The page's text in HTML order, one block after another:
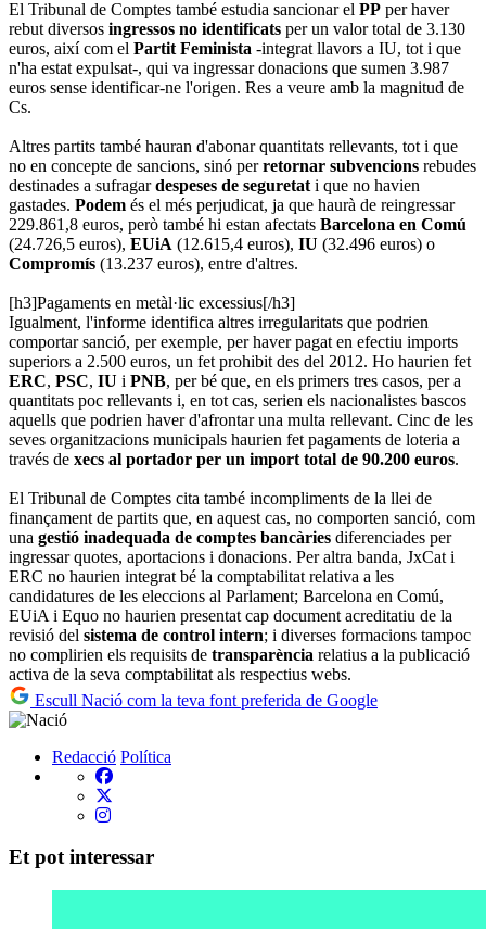
El Tribunal de Comptes també estudia sancionar el PP per haver
rebut diversos ingressos no identificats per un valor total de 3.130
euros, així com el Partit Feminista -integrat llavors a IU, tot i que
n'ha estat expulsat-, qui va ingressar donacions que sumen 3.987
euros sense identificar-ne l'origen. Res a veure amb la magnitud de
Cs.
Altres partits també hauran d'abonar quantitats rellevants, tot i que
no en concepte de sancions, sinó perretornar subvencions rebudes
destinades a sufragardespeses de seguretat i que no havien
gastades. Podem és el més perjudicat, ja que haurà de reingressar
229.861,8 euros, però també hi estan afectats Barcelona en Comú
(24.726,5 euros), EUiA (12.615,4 euros), IU (32.496 euros) o
Compromís (13.237 euros), entre d'altres.
[h3]Pagaments en metàl·lic excessius[/h3]
Igualment, l'informe identifica altres irregularitats que podrien
comportar sanció, per exemple, per haver pagat en efectiu imports
superiors a 2.500 euros, un fet prohibit des del 2012. Ho haurien fet
ERC, PSC, IU i PNB, per bé que, en els primers tres casos, per a
quantitats poc rellevants i, en tot cas, serien els nacionalistes bascos
aquells que podrien haver d'afrontar una multa rellevant. Cinc de les
seves organitzacions municipals haurien fet pagaments de loteria a
través de xecs al portador per un import total de 90.200 euros.
El Tribunal de Comptes cita també incompliments de la llei de
finançament de partits que, en aquest cas, no comporten sanció, com
una gestió inadequada de comptes bancàries diferenciades per
ingressar quotes, aportacions i donacions. Per altra banda, JxCat i
ERC no haurien integrat bé la comptabilitat relativa a les
candidatures de les eleccions al Parlament; Barcelona en Comú,
EUiA i Equo no haurien presentat cap document acreditatiu de la
revisió del sistema de control intern; i diverses formacions tampoc
no complirien els requisits de transparència relatius a la publicació
activa de la seva comptabilitat als respectius webs.
Escull Nació com la teva font preferida de Google
Redacció Política
Et pot interessar